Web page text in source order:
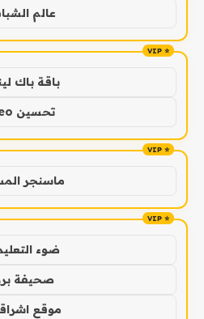
عالم
باقة باك
تحسين seo
ماسنجر
ضوء
صحيفة
موقع